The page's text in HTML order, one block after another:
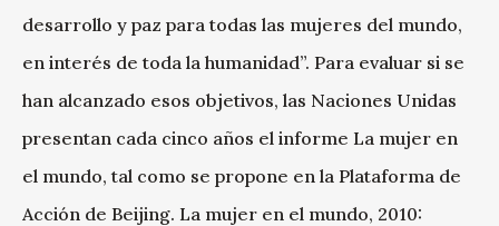
desarrollo y paz para todas las mujeres del mundo,
en interés de toda la humanidad”. Para evaluar si se
han alcanzado esos objetivos, las Naciones Unidas
presentan cada cinco años el informe La mujer en
el mundo, tal como se propone en la Plataforma de
Acción de Beijing. La mujer en el mundo, 2010: